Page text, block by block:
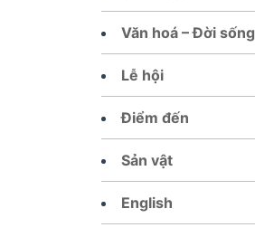
Văn hoá – Đời sống
Lễ hội
Điểm đến
Sản vật
English